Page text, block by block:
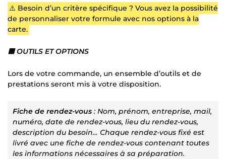
⚠️ Besoin d’un critère spécifique ? Vous avez la possibilité
de personnaliser votre formule avec nos options à la
carte.
🟦 OUTILS ET OPTIONS
Lors de votre commande, un ensemble d’outils et de
prestations seront mis à votre disposition.
Fiche de rendez-vous : Nom, prénom, entreprise, mail,
numéro, date de rendez-vous, lieu du rendez-vous,
description du besoin… Chaque rendez-vous fixé est
livré avec une fiche de rendez-vous contenant toutes
les informations nécessaires à sa préparation.